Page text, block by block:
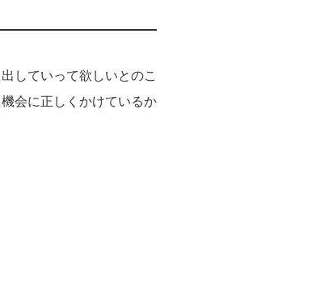
していって欲しいとのこ
会に正しくかけているか